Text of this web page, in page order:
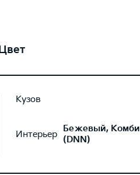
Цвет
Кузов
Интерьер Бежевый,
(DNN)